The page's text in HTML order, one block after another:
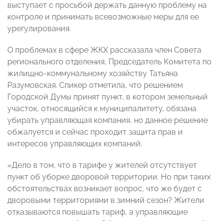
выступает с просьбой держать данную проблему на
контроле и принимать всевозможные меры для ее
урегулирования.
О проблемах в сфере ЖКХ рассказала член Совета
регионального отделения, Председатель Комитета по
жилищно-коммунальному хозяйству Татьяна
Разумовская. Спикер отметила, что решением
Городской Думы принят пункт, в котором земельный
участок, относящийся к муниципалитету, обязана
убирать управляющая компания, но данное решение
обжалуется и сейчас проходит защита прав и
интересов управляющих компаний.
«Дело в том, что в тарифе у жителей отсутствует
пункт об уборке дворовой территории. Но при таких
обстоятельствах возникает вопрос, что же будет с
дворовыми территориями в зимний сезон? Жители
отказываются повышать тариф, а управляющие